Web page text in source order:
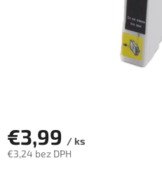
€3,99 / ks
€3,24 bez DPH